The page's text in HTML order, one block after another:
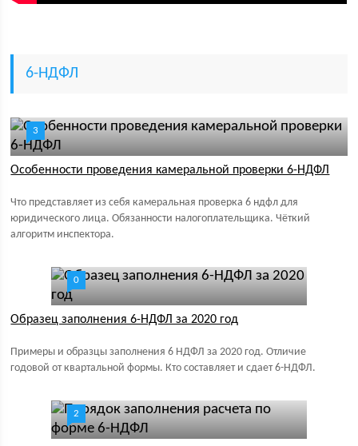
6-НДФЛ
3
Особенности проведения камеральной проверки 6-НДФЛ
Что представляет из себя камеральная проверка 6 ндфл для
юридического лица. Обязанности налогоплательщика. Чёткий
алгоритм инспектора.
0
Образец заполнения 6-НДФЛ за 2020 год
Примеры и образцы заполнения 6 НДФЛ за 2020 год. Отличие
годовой от квартальной формы. Кто составляет и сдает 6-НДФЛ.
2